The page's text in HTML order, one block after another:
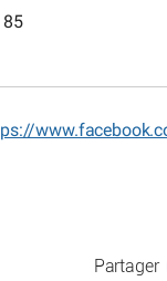
85
Partager